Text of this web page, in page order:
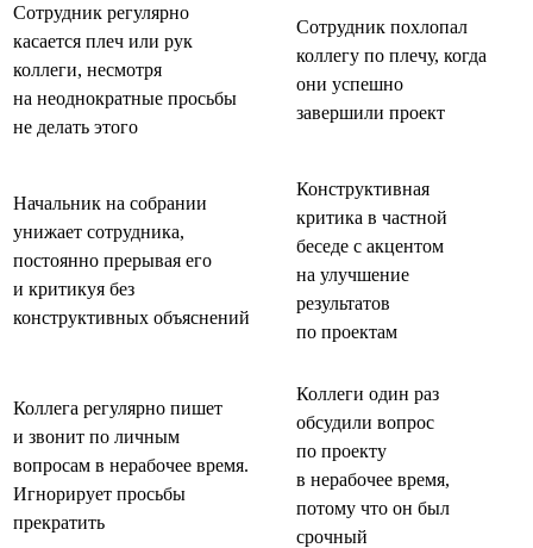
Сотрудник регулярно
касается плеч или рук
коллеги, несмотря
на неоднократные просьбы
не делать этого
Сотрудник похлопал
коллегу по плечу, когда
они успешно
завершили проект
Начальник на собрании
унижает сотрудника,
постоянно прерывая его
и критикуя без
конструктивных объяснений
Конструктивная
критика в частной
беседе с акцентом
на улучшение
результатов
по проектам
Коллега регулярно пишет
и звонит по личным
вопросам в нерабочее время.
Игнорирует просьбы
прекратить
Коллеги один раз
обсудили вопрос
по проекту
в нерабочее время,
потому что он был
срочный